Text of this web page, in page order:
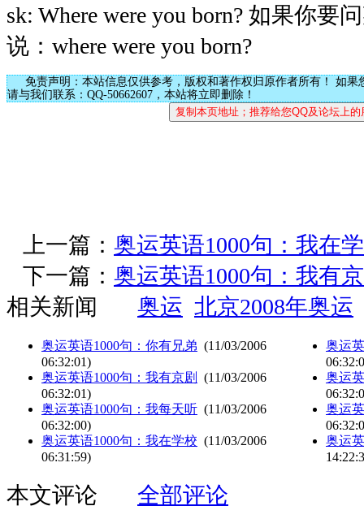
sk: Where were you born? 如果你要
说：where were you born?
免责声明：本站信息仅供参考，版权和著作权归原作者所有！ 如果
请与我们联系：QQ-50662607，本站将立即删除！
上一篇： 奥运英语1000句：我在
下一篇： 奥运英语1000句：我有
相关新闻
奥运 北京2008年奥运
奥运英语1000句：你有兄弟 (11/03/2006
06:32:01)
奥运英语1000句：我有京剧
(11/03/2006
06:32:01)
奥运英语1000句：我每天听 (11/03/2006
06:32:00)
奥运英语1000句：我在学校 (11/03/2006
06:31:59)
奥运
奥运
奥运
奥运
本文评论
全部评论